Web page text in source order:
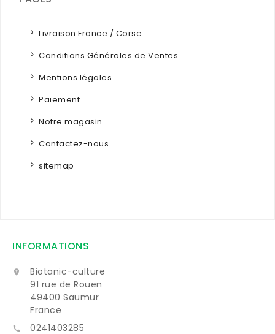
Livraison France / Corse
Conditions Générales de Ventes
Mentions légales
Paiement
Notre magasin
Contactez-nous
sitemap
INFORMATIONS

Biotanic-culture
91 rue de Rouen
49400 Saumur
France
 0241403285